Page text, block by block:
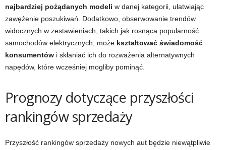
najbardziej pożądanych modeli w danej kategorii, ułatwiając
zawężenie poszukiwań. Dodatkowo, obserwowanie trendów
widocznych w zestawieniach, takich jak rosnąca popularność
samochodów elektrycznych, może kształtować świadomość
konsumentów i skłaniać ich do rozważenia alternatywnych
napędów, które wcześniej mogliby pominąć.
Prognozy dotyczące przyszłości
rankingów sprzedaży
Przyszłość rankingów sprzedaży nowych aut będzie niewątpliwie